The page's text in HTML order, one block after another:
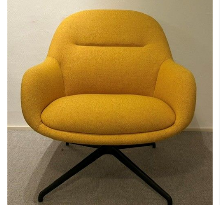
van
afbeeldingen-